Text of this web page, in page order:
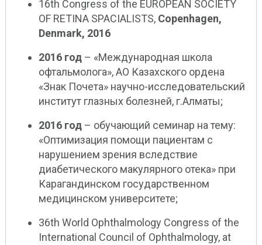
16th Congress of the EUROPEAN SOCIETY
OF RETINA SPACIALISTS, Copenhagen,
Denmark, 2016
2016 год– «Международная школа
офтальмолога», АО Казахского ордена
«Знак Почета» научно-исследовательский
институт глазных болезней, г.Алматы;
2016 год– обучающий семинар на тему:
«Оптимизация помощи пациентам с
нарушением зрения вследствие
диабетического макулярного отека» при
Карагандинском государственном
медицинском университете;
36th World Ophthalmology Congress of the
International Council of Ophthalmology, at